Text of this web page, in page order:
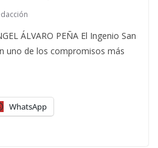
ÁLVARO PEÑA El Ingenio San
uno de los compromisos más
WhatsApp